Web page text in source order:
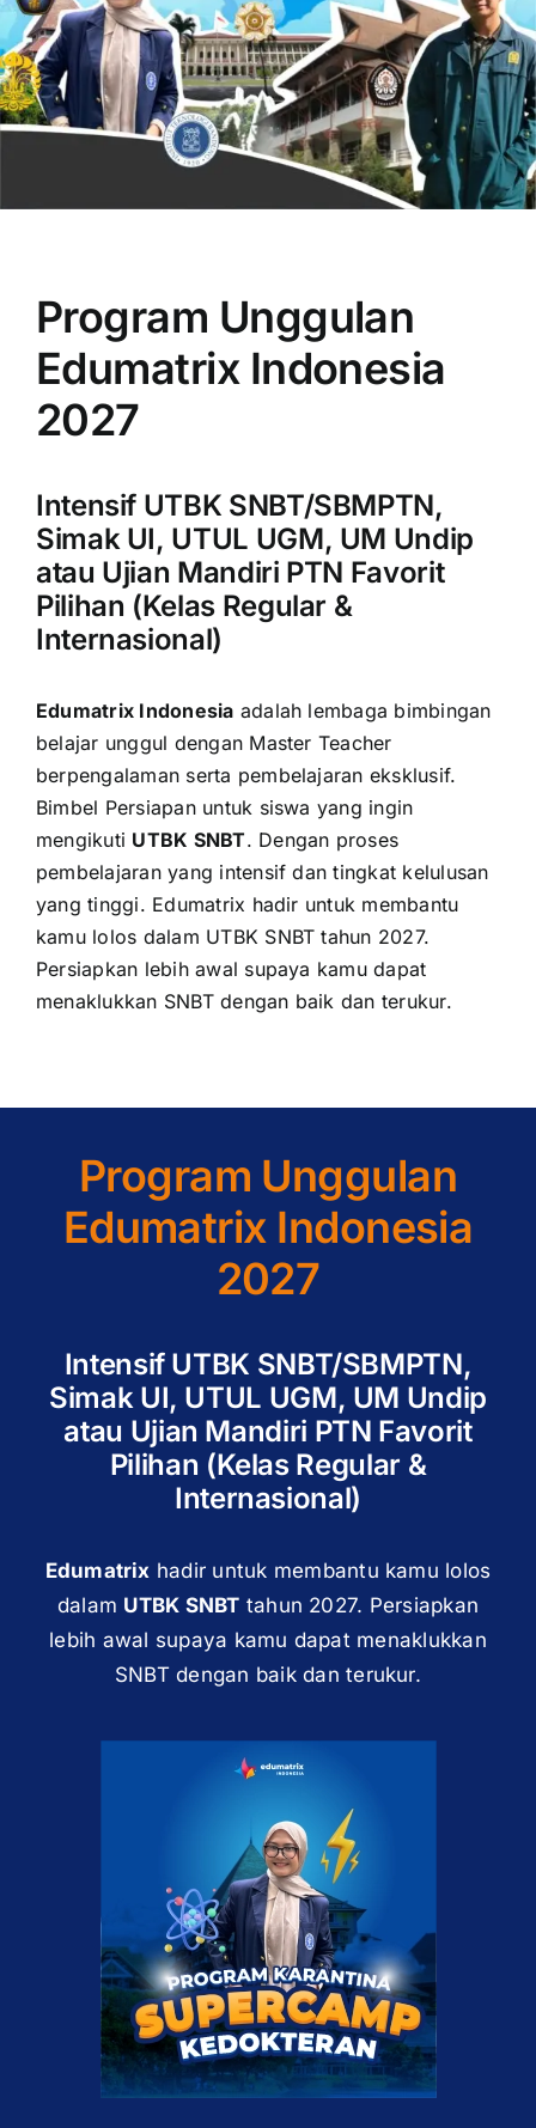
OUR PROGRAM
CONTACT US
Program Unggulan
Edumatrix Indonesia
2027
Intensif UTBK SNBT/SBMPTN,
Simak UI, UTUL UGM, UM Undip
atau Ujian Mandiri PTN Favorit
Pilihan (Kelas Regular &
Internasional)
Edumatrix Indonesia adalah lembaga bimbingan
belajar unggul dengan Master Teacher
berpengalaman serta pembelajaran eksklusif.
Bimbel Persiapan untuk siswa yang ingin
mengikuti UTBK SNBT. Dengan proses
pembelajaran yang intensif dan tingkat kelulusan
yang tinggi. Edumatrix hadir untuk membantu
kamu lolos dalam UTBK SNBT tahun 2027.
Persiapkan lebih awal supaya kamu dapat
menaklukkan SNBT dengan baik dan terukur.
Program Unggulan
Edumatrix Indonesia
2027
Intensif UTBK SNBT/SBMPTN,
Simak UI, UTUL UGM, UM Undip
atau Ujian Mandiri PTN Favorit
Pilihan (Kelas Regular &
Internasional)
Edumatrix hadir untuk membantu kamu lolos
dalam UTBK SNBT tahun 2027. Persiapkan
lebih awal supaya kamu dapat menaklukkan
SNBT dengan baik dan terukur.